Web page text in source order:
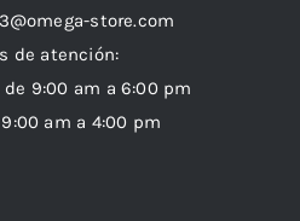
store.com
de atención:
9:00 am a 6:00 pm
am a 4:00 pm